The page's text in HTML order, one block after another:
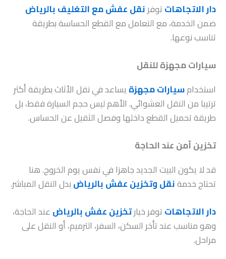
دار الاتجاهاتتوفرنقل عفش مع التغليف بالرياض
ضمن الخدمة، مع التعامل مع القطع الحساسة بطريقة
تناسب نوعها.
سيارات مجهزة للنقل
استخدامسيارات مجهزةيساعد في نقل الأثاث بطريقة أكثر
ترتيبا من النقل العشوائي. الأهم ليس حجم السيارة فقط، بل
طريقة تحميل القطع داخلها وفصل الثقيل عن الحساس.
تخزين آمن عند الحاجة
قد لا يكون البيت الجديد جاهزا في نفس يوم الخروج. هنا
تحتاج خدمةنقل وتخزين عفش بالرياضبدل النقل المباشر.
دار الاتجاهاتتوفر خيارتخزين عفش بالرياضعند الحاجة،
وهو مناسب عند تأخر السكن، السفر، الترميم، أو النقل على
مراحل.